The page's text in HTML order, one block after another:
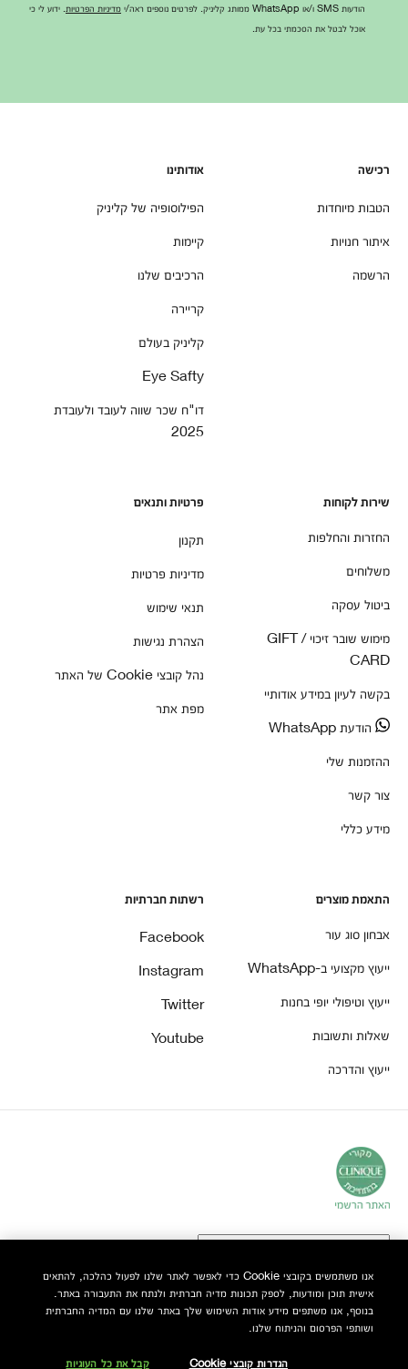
הודעות SMS ו/או WhatsApp ממותג קליניק. לפרטים נוספים ראה/י
מדיניות הפרטיות . ידוע לי כי
אוכל לבטל את הסכמתי בכל עת.
רכישה
הטבות מיוחדות
איתור חנויות
הרשמה
אודותינו
הפילוסופיה של קליניק
קיימות
הרכיבים שלנו
קריירה
קליניק בעולם
Eye Safty
דו"ח שכר שווה לעובד ולעובדת
2025
שירות לקוחות
החזרות והחלפות
משלוחים
ביטול עסקה
מימוש שובר זיכוי / GIFT
CARD
בקשה לעיון במידע אודותיי
הודעת WhatsApp
ההזמנות שלי
צור קשר
מידע כללי
פרטיות ותנאים
תקנון
מדיניות פרטיות
תנאי שימוש
הצהרת נגישות
נהל קובצי Cookie של האתר
מפת אתר
התאמת מוצרים
אבחון סוג עור
ייעוץ מקצועי ב-WhatsApp
ייעוץ וטיפולי יופי בחנות
שאלות ותשובות
ייעוץ והדרכה
רשתות חברתיות
Facebook
Instagram
Twitter
Youtube
אנו משתמשים בקובצי Cookie כדי לאפשר לאתר שלנו לפעול כהלכה, להתאים
אישית תוכן ומודעות, לספק תכונות מדיה חברתית ולנתח את התעבורה באתר.
בנוסף, אנו משתפים מידע אודות השימוש שלך באתר שלנו עם המדיה החברתית
ושותפי הפרסום והניתוח שלנו.
הגדרות קובצי Cookie קבל את כל העוגיות